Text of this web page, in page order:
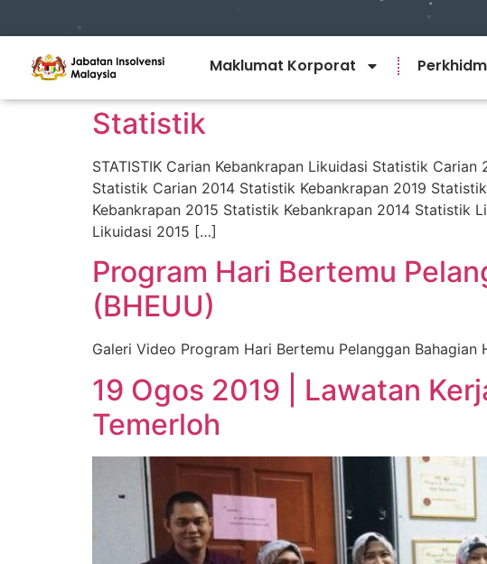
Maklumat Korporat
Statistik
STATISTIK Carian Kebankrapan Likuidasi Statistik
Statistik Carian 2014 Statistik Kebankrapan 2019
Kebankrapan 2015 Statistik Kebankrapan 2014
Likuidasi 2015 […]
Program Hari Bertemu
(BHEUU)
Galeri Video Program Hari Bertemu Pelanggan
19 Ogos 2019 | Lawatan
Temerloh